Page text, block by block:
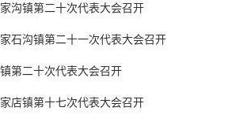
沟镇第二十次代表大会召开
石沟镇第二十一次代表大会召开
第二十次代表大会召开
店镇第十七次代表大会召开